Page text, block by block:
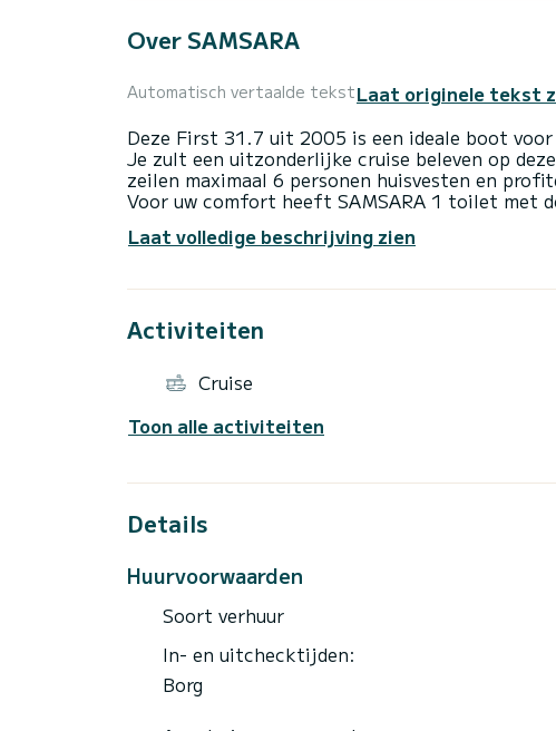
Over SAMSARA
Automatisch vertaalde tekstLaat originele tekst
Deze First 31.7 uit 2005 is een ideale boot
Je zult een uitzonderlijke cruise beleven op
zeilen maximaal 6 personen huisvesten en
Voor uw comfort heeft SAMSARA 1 toilet met
via het Samboat-platform.
Laat volledige beschrijving zien
Activiteiten
Cruise
Toon alle activiteiten
Details
Huurvoorwaarden
Soort verhuur
In- en uitchecktijden:
Borg